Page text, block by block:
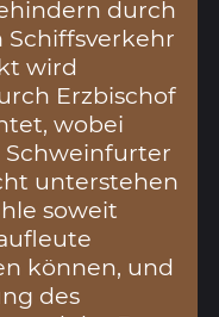
durch
Schiffsverkehr
wird
Erzbischof
wobei
Schweinfurter
unterstehen
soweit
können, und
des